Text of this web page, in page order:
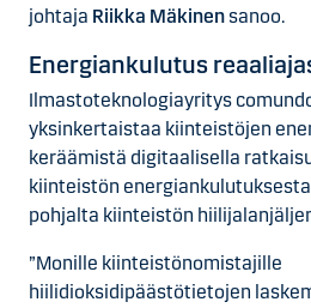
johtaja Riikka Mäkinen sanoo.
Energiankulutus
Ilmastoteknologiayritys
yksinkertaistaa kiinteistöjen
keräämistä digitaalisella
kiinteistön
pohjalta kiinteistön
”Monille kiinteistönomistajille
hiilidioksidipäästötietojen